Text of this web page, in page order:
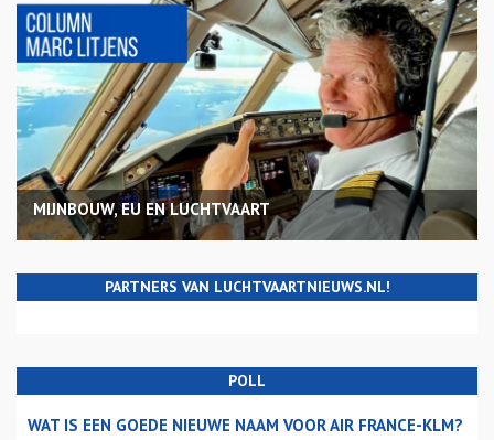
MIJNBOUW, EU EN LUCHTVAART
PARTNERS VAN LUCHTVAARTNIEUWS.NL!
POLL
WAT IS EEN GOEDE NIEUWE NAAM VOOR AIR FRANCE-KLM?